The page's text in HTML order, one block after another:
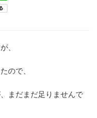
、
ので、
まだまだ足りませんで